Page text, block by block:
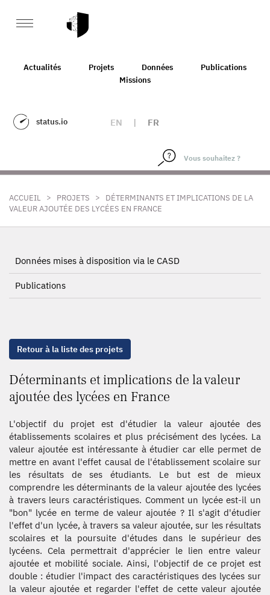
Actualités Projets Données
Publications
Missions
status.io EN | FR
ACCUEIL > PROJETS >
DÉTERMINANTS ET IMPLICATIONS DE LA
VALEUR AJOUTÉE DES LYCÉES EN FRANCE
Données mises à disposition via le CASD
Publications
Retour à la liste des projets
Déterminants et implications de la valeur
ajoutée des lycées en France
L'objectif du projet est d'étudier la valeur ajoutée des
établissements scolaires et plus précisément des lycées. La
valeur ajoutée est intéressante à étudier car elle permet de
mettre en avant l'effet causal de l'établissement scolaire sur
les résultats de ses étudiants. Le but est de mieux
comprendre les déterminants de la valeur ajoutée des lycées
à travers leurs caractéristiques. Comment un lycée est-il un
"bon" lycée en terme de valeur ajoutée ? Il s'agit d'étudier
l'effet d'un lycée, à travers sa valeur ajoutée, sur les résultats
scolaires et la poursuite d'études dans le supérieur des
lycéens. Cela permettrait d'apprécier le lien entre valeur
ajoutée et mobilité sociale. Ainsi, l'objectif de ce projet est
double : étudier l'impact des caractéristiques des lycées sur
la valeur ajoutée et regarder l'effet de cette valeur ajoutée